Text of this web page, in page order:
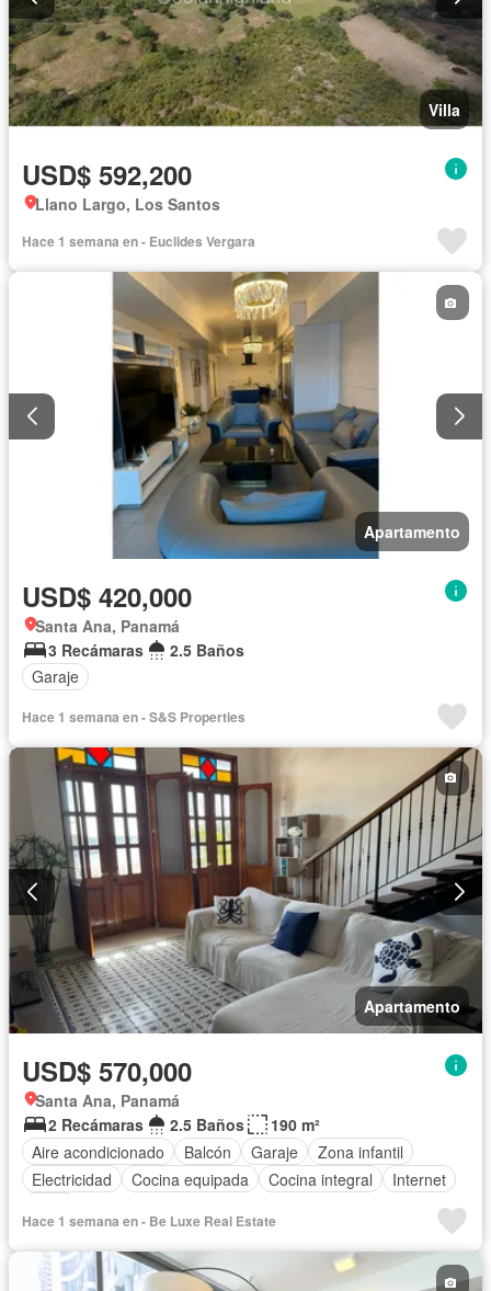
Villa
USD$ 592,200
Llano Largo, Los Santos
Hace 1 semana en - Euclides Vergara
Apartamento
USD$ 420,000
Santa Ana, Panamá
3 Recámaras
2.5 Baños
Garaje
Hace 1 semana en - S&S Properties
Apartamento
USD$ 570,000
Santa Ana, Panamá
2 Recámaras
2.5 Baños
190 m²
Aire acondicionado
Balcón Garaje
Zona infantil
Electricidad
Cocina equipada Cocina integral
Internet
Hace 1 semana en - Be Luxe Real Estate